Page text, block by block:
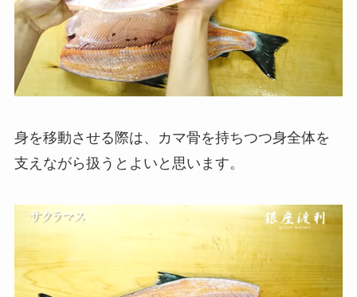
身を移動させる際は、カマ骨を持ちつつ身全体を
支えながら扱うとよいと思います。